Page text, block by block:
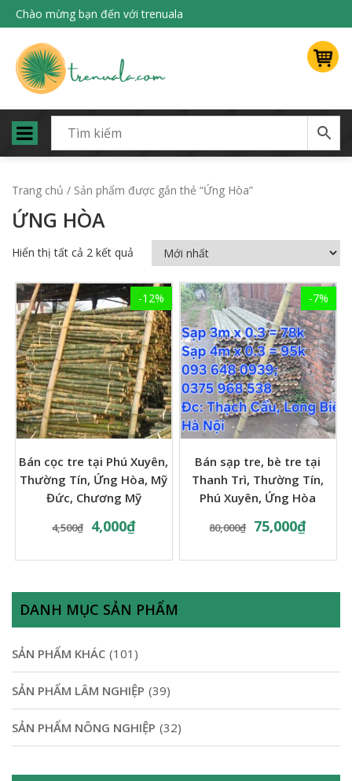
Chào mừng bạn đến với trenuala
Trang chủ / Sản phẩm được gắn thẻ “Ứng Hòa”
ỨNG HÒA
Hiển thị tất cả 2 kết quả
-12%
Bán cọc tre tại Phú Xuyên,
Thường Tín, Ứng Hòa, Mỹ
Đức, Chương Mỹ
4,500₫ 4,000₫
-7%
Bán sạp tre, bè tre tại
Thanh Trì, Thường Tín,
Phú Xuyên, Ứng Hòa
80,000₫ 75,000₫
DANH MỤC SẢN PHẨM
SẢN PHẨM KHÁC (101)
SẢN PHẨM LÂM NGHIỆP (39)
SẢN PHẨM NÔNG NGHIỆP (32)